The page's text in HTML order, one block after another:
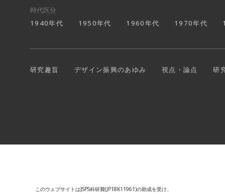
時代区分
1940年代
1950年代 1960年代 1970年代
研究趣旨 デザイン振興のあゆみ 視点・論点 研
このウェブサイトはJSPS科研費(JP18K11961)の助成を受け、